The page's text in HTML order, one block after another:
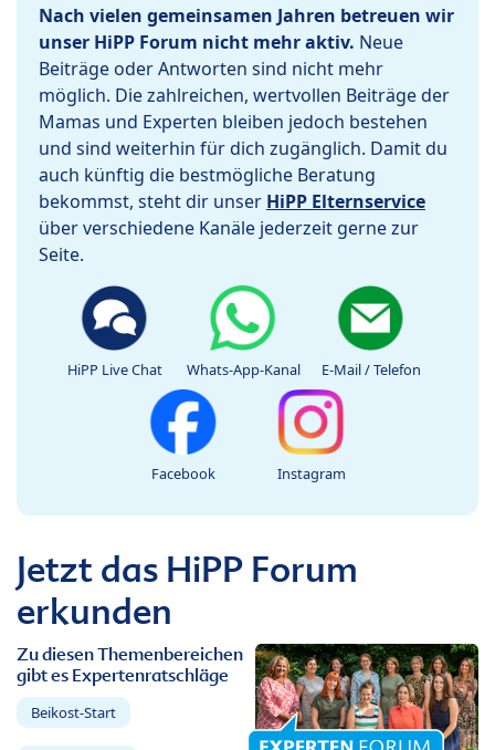
Nach vielen gemeinsamen Jahren betreuen wir
unser HiPP Forum nicht mehr aktiv. Neue
Beiträge oder Antworten sind nicht mehr
möglich. Die zahlreichen, wertvollen Beiträge der
Mamas und Experten bleiben jedoch bestehen
und sind weiterhin für dich zugänglich. Damit du
auch künftig die bestmögliche Beratung
bekommst, steht dir unser HiPP Elternservice
über verschiedene Kanäle jederzeit gerne zur
Seite.
HiPP Live Chat Whats-App-Kanal E-Mail / Telefon
Facebook Instagram
Jetzt das HiPP Forum
erkunden
Zu diesen Themenbereichen
gibt es Expertenratschläge
Beikost-Start